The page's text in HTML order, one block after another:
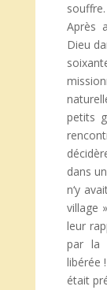
souffre.
Après
Dieu
petits
dans
n‘y
village
leur
par la
libérée
était